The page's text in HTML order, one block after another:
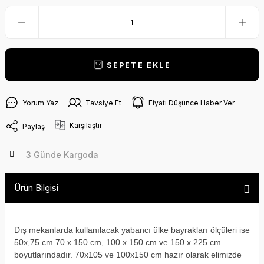
SEPETE EKLE
Yorum Yaz Tavsiye Et Fiyatı Düşünce Haber Ver
Paylaş Karşılaştır
3 Günde Kargoda
Ürün Bilgisi
Dış mekanlarda kullanılacak yabancı ülke bayrakları ölçüleri ise
50x,75 cm 70 x 150 cm, 100 x 150 cm ve 150 x 225 cm
boyutlarındadır. 70x105 ve 100x150 cm hazır olarak elimizde